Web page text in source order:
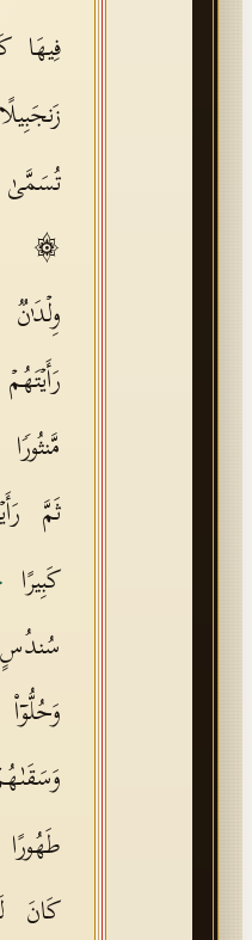
فِیهَا
زَنجَبِیلًا
۞
وِلۡدَ
مَّنثُورࣰا
ثَمَّ
كَبِیرًا
طَهُورًا
كَانَ